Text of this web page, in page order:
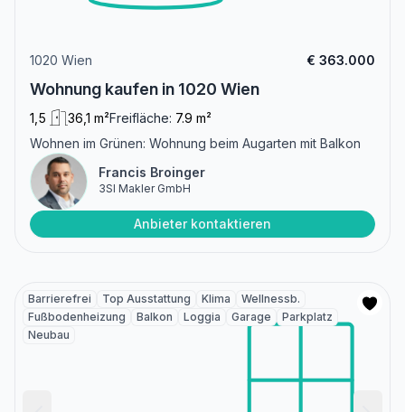
1020 Wien € 363.000
Wohnung kaufen in 1020 Wien
1,5 36,1 m²Freifläche: 7.9 m²
Wohnen im Grünen: Wohnung beim Augarten mit Balkon
Francis Broinger
3SI Makler GmbH
Anbieter kontaktieren
Barrierefrei Top Ausstattung Klima
Wellnessb.
Fußbodenheizung
Balkon Loggia Garage
Parkplatz
Neubau